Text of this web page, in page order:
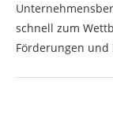
schnell zum
Förderungen und